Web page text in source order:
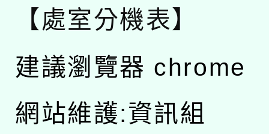
【處室分機表】
建議瀏覽器 chrome
網站維護:資訊組